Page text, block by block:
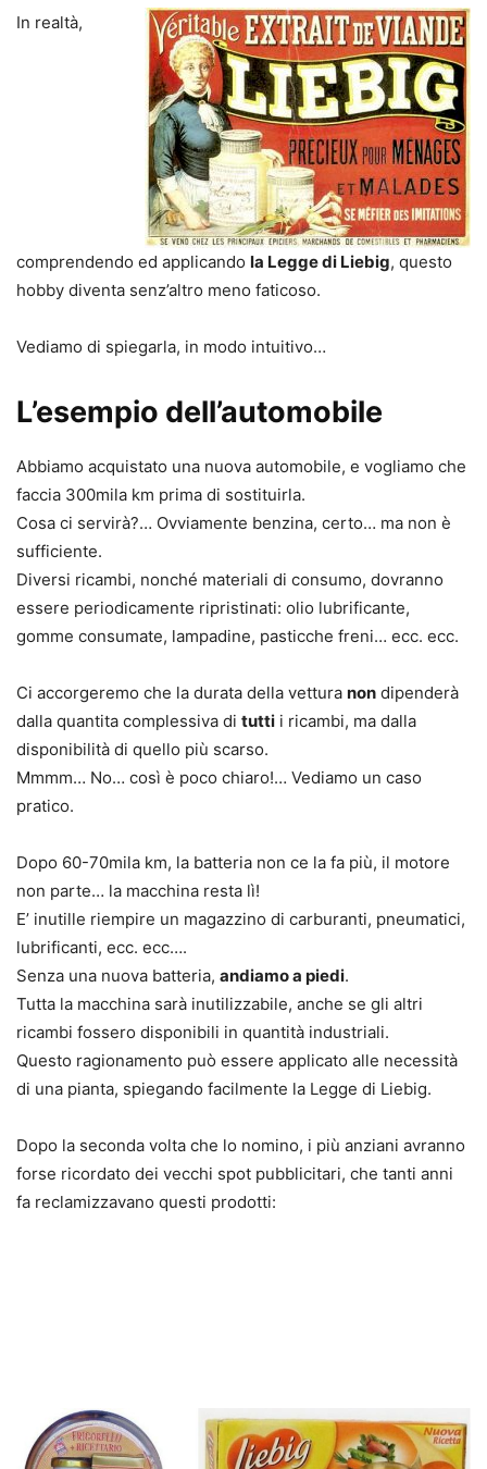
In realtà,
comprendendo ed applicando la Legge di Liebig, questo
hobby diventa senz’altro meno faticoso.
Vediamo di spiegarla, in modo intuitivo…
L’esempio dell’automobile
Abbiamo acquistato una nuova automobile, e vogliamo che
faccia 300mila km prima di sostituirla.
Cosa ci servirà?… Ovviamente benzina, certo… ma non è
sufficiente.
Diversi ricambi, nonché materiali di consumo, dovranno
essere periodicamente ripristinati: olio lubrificante,
gomme consumate, lampadine, pasticche freni… ecc. ecc.
Ci accorgeremo che la durata della vettura non dipenderà
dalla quantita complessiva di tutti i ricambi, ma dalla
disponibilità di quello più scarso.
Mmmm… No… così è poco chiaro!… Vediamo un caso
pratico.
Dopo 60-70mila km, la batteria non ce la fa più, il motore
non parte… la macchina resta lì!
E’ inutille riempire un magazzino di carburanti, pneumatici,
lubrificanti, ecc. ecc….
Senza una nuova batteria, andiamo a piedi.
Tutta la macchina sarà inutilizzabile, anche se gli altri
ricambi fossero disponibili in quantità industriali.
Questo ragionamento può essere applicato alle necessità
di una pianta, spiegando facilmente la Legge di Liebig.
Dopo la seconda volta che lo nomino, i più anziani avranno
forse ricordato dei vecchi spot pubblicitari, che tanti anni
fa reclamizzavano questi prodotti: